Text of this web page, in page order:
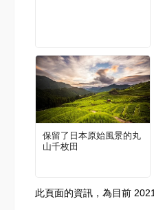
保留了日本原始風景的丸
山千枚田
此頁面的資訊，為目前